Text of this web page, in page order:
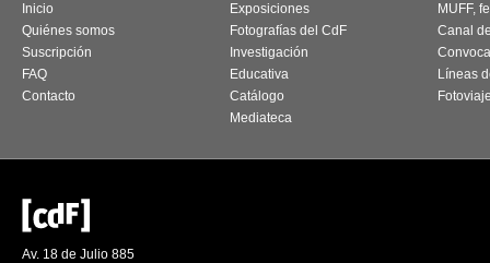
Inicio
Quiénes somos
Suscripción
FAQ
Contacto
Exposiciones
Fotografías del CdF
Investigación
Educativa
Catálogo
Mediateca
MUFF,
Canal
Líneas
Av. 18 de Julio 885